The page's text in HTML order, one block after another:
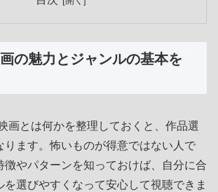
の魅力とジャンルの基本を
画とは何かを整理しておくと、作品選
ります。怖いものが得意ではない人で
徴やパターンを知っておけば、自分に合
を選びやすくなって安心して視聴できま